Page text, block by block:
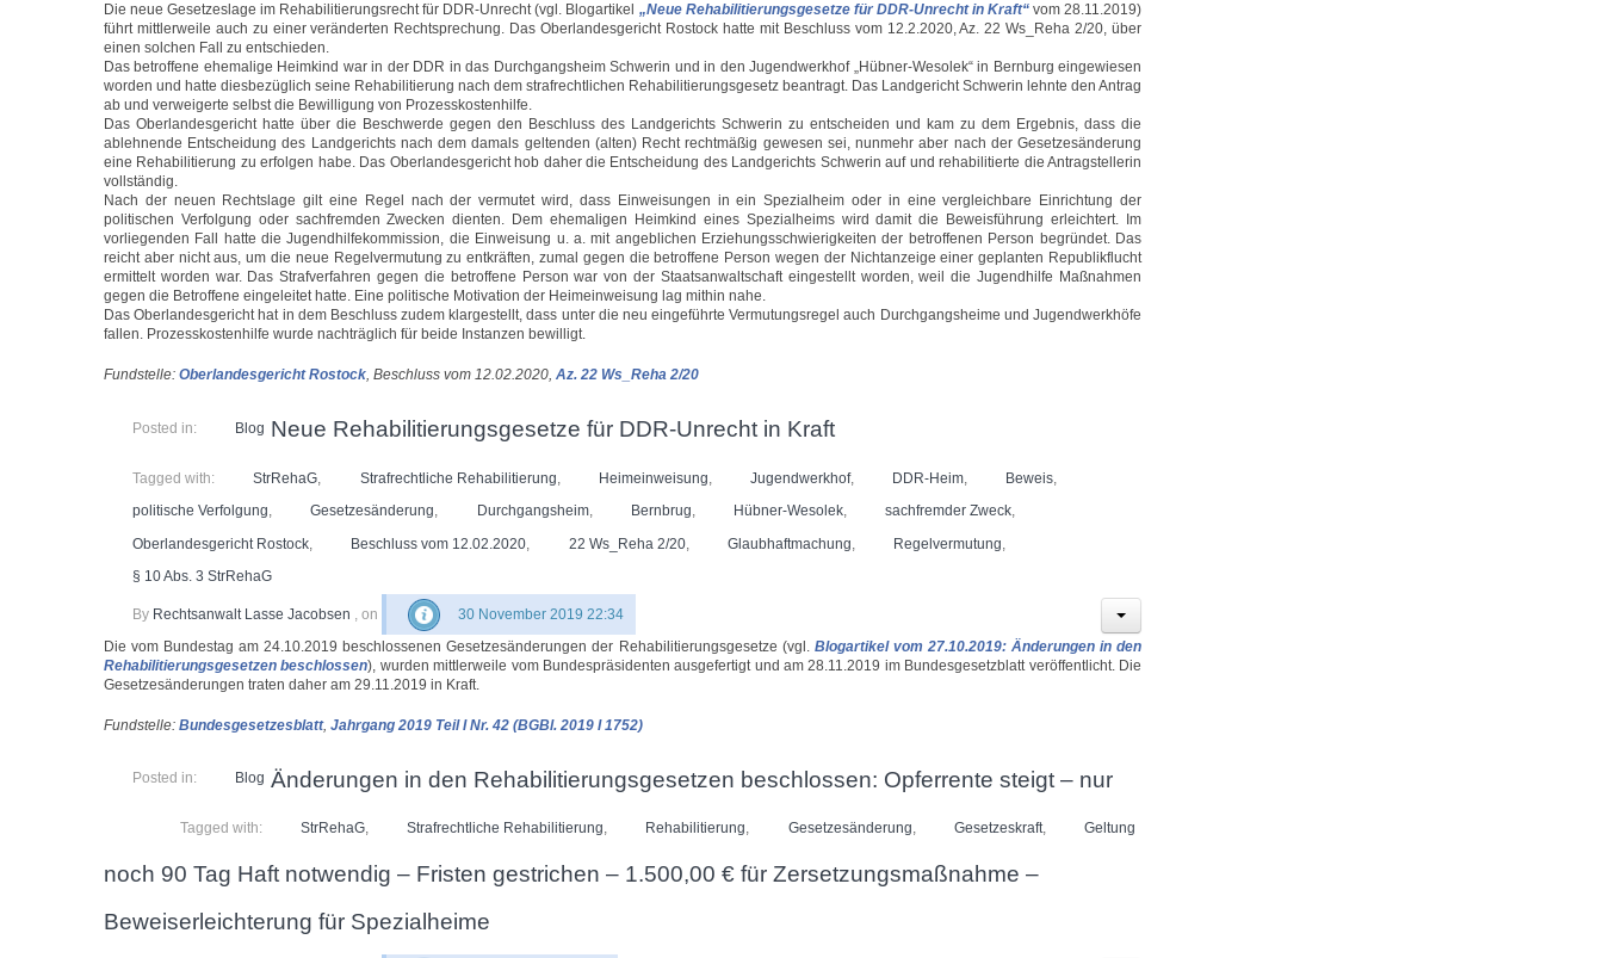
Die neue Gesetzeslage im Rehabilitierungsrecht für DDR-Unrecht (vgl. Blogartikel „Neue Rehabilitierungsgesetze für DDR-Unrecht in Kraft“vom 28.11.2019)
führt mittlerweile auch zu einer veränderten Rechtsprechung. Das Oberlandesgericht Rostock hatte mit Beschluss vom 12.2.2020, Az. 22 Ws_Reha 2/20, über
einen solchen Fall zu entschieden.
Das betroffene ehemalige Heimkind war in der DDR in das Durchgangsheim Schwerin und in den Jugendwerkhof „Hübner-Wesolek“ in Bernburg eingewiesen
worden und hatte diesbezüglich seine Rehabilitierung nach dem strafrechtlichen Rehabilitierungsgesetz beantragt. Das Landgericht Schwerin lehnte den Antrag
ab und verweigerte selbst die Bewilligung von Prozesskostenhilfe.
Das Oberlandesgericht hatte über die Beschwerde gegen den Beschluss des Landgerichts Schwerin zu entscheiden und kam zu dem Ergebnis, dass die
ablehnende Entscheidung des Landgerichts nach dem damals geltenden (alten) Recht rechtmäßig gewesen sei, nunmehr aber nach der Gesetzesänderung
eine Rehabilitierung zu erfolgen habe. Das Oberlandesgericht hob daher die Entscheidung des Landgerichts Schwerin auf und rehabilitierte die Antragstellerin
vollständig.
Nach der neuen Rechtslage gilt eine Regel nach der vermutet wird, dass Einweisungen in ein Spezialheim oder in eine vergleichbare Einrichtung der
politischen Verfolgung oder sachfremden Zwecken dienten. Dem ehemaligen Heimkind eines Spezialheims wird damit die Beweisführung erleichtert. Im
vorliegenden Fall hatte die Jugendhilfekommission, die Einweisung u. a. mit angeblichen Erziehungsschwierigkeiten der betroffenen Person begründet. Das
reicht aber nicht aus, um die neue Regelvermutung zu entkräften, zumal gegen die betroffene Person wegen der Nichtanzeige einer geplanten Republikflucht
ermittelt worden war. Das Strafverfahren gegen die betroffene Person war von der Staatsanwaltschaft eingestellt worden, weil die Jugendhilfe Maßnahmen
gegen die Betroffene eingeleitet hatte. Eine politische Motivation der Heimeinweisung lag mithin nahe.
Das Oberlandesgericht hat in dem Beschluss zudem klargestellt, dass unter die neu eingeführte Vermutungsregel auch Durchgangsheime und Jugendwerkhöfe
fallen. Prozesskostenhilfe wurde nachträglich für beide Instanzen bewilligt.
Fundstelle: Oberlandesgericht Rostock, Beschluss vom 12.02.2020, Az. 22 Ws_Reha 2/20
Posted in: Blog
Tagged with: StrRehaG, Strafrechtliche Rehabilitierung, Heimeinweisung, Jugendwerkhof, DDR-Heim, Beweis,
politische Verfolgung, Gesetzesänderung, Durchgangsheim, Bernbrug, Hübner-Wesolek, sachfremder Zweck,
Oberlandesgericht Rostock
Beschluss vom 12.02.2020 22 Ws_Reha 2/20, Glaubhaftmachung Regelvermutung
§ 10 Abs. 3 StrRehaG
Neue Rehabilitierungsgesetze für DDR-Unrecht in Kraft
By Rechtsanwalt Lasse Jacobsen , on
30 November 2019 22:34
Die vom Bundestag am 24.10.2019 beschlossenen Gesetzesänderungen der Rehabilitierungsgesetze (vgl. Blogartikel vom 27.10.2019: Änderungen in den
Rehabilitierungsgesetzen beschlossen), wurden mittlerweile vom Bundespräsidenten ausgefertigt und am 28.11.2019 im Bundesgesetzblatt veröffentlicht. Die
Gesetzesänderungen traten daher am 29.11.2019 in Kraft.
Fundstelle: Bundesgesetzesblatt, Jahrgang 2019 Teil I Nr. 42 (BGBl. 2019 I 1752)
Posted in: Blog
Tagged with: StrRehaG, Strafrechtliche Rehabilitierung, Rehabilitierung, Gesetzesänderung, Gesetzeskraft, Geltung
Änderungen in den Rehabilitierungsgesetzen beschlossen: Opferrente steigt – nur
noch 90 Tag Haft notwendig – Fristen gestrichen – 1.500,00 € für Zersetzungsmaßnahme –
Beweiserleichterung für Spezialheime